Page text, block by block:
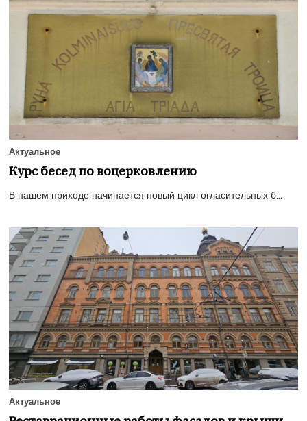
Актуальное
Курс бесед по воцерковлению
В нашем приходе начинается новый цикл огласительных б...
Актуальное